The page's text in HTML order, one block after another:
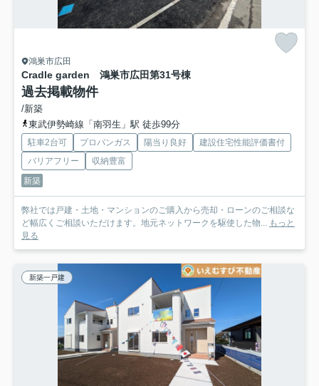
鴻巣市広田
Cradle garden 鴻巣市広田第31号棟
過去掲載物件
/新築
東武伊勢崎線「南羽生」駅 徒歩99分
駐車2台可 プロパンガス 陽当り良好
建設住宅性能評価書付
バリアフリー
収納豊富
新築
弊社では戸建・土地・マンションのご購入から売却・ローンのご相談な
ど幅広くご相談いただけます。地元ネットワークを駆使した物... もっと
見る
新築一戸建